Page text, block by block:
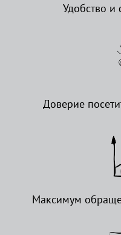
Удобство и
Доверие
Максимум